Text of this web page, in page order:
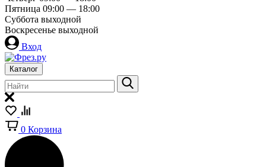
Пятница 09:00 — 18:00
Суббота выходной
Воскресенье выходной
Вход
Каталог
0 Корзина